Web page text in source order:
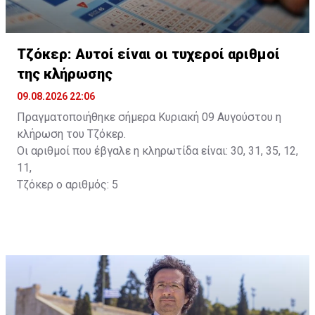
Τζόκερ: Αυτοί είναι οι τυχεροί αριθμοί
της κλήρωσης
09.08.2026 22:06
Πραγματοποιήθηκε σήμερα Κυριακή 09 Αυγούστου η
κλήρωση του Τζόκερ.
Οι αριθμοί που έβγαλε η κληρωτίδα είναι: 30, 31, 35, 12,
11,
Τζόκερ ο αριθμός: 5